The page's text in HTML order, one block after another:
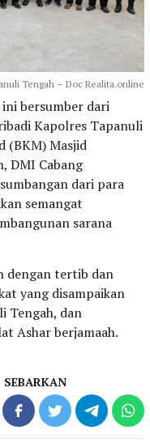
Tengah – Doc Realita.online
bersumber dari
Kapolres Tapanuli
(BKM) Masjid
DMI Cabang
dari para
semangat
sarana
dengan tertib dan
yang disampaikan
Tengah, dan
Ashar berjamaah.
SEBARKAN